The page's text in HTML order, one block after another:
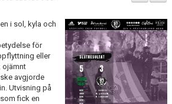
i sol, kyla och
för
eller
ojämnt
avgjorde
Utvisning på
fick en